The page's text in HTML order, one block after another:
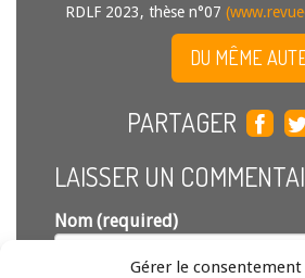
Gérer le consentement
RDLF 2023, thèse n°07
DU MÊME
PARTAGER
LAISSER UN
Nom (required)